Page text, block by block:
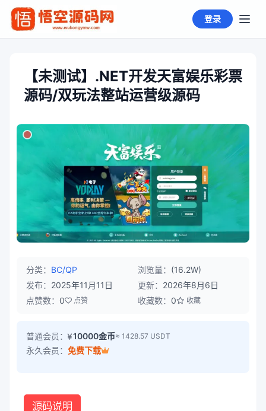
登录
【未测试】.NET开发天富娱乐彩票
源码/双玩法整站运营级源码
分类： BC/QP 浏览量： (16.2W)
发布： 2025年11月11日 更新： 2026年8月6日
点赞数： 0 点赞 收藏数： 0 收藏
普通会员： 10000金币≈ 1428.57 USDT
永久会员： 免费下载
源码说明